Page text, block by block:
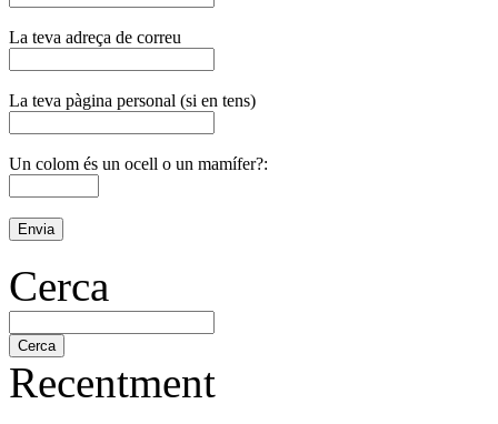
La teva adreça de correu
La teva pàgina personal (si en tens)
Un colom és un ocell o un mamífer?:
Cerca
Recentment